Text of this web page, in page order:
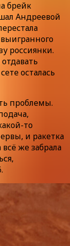
брейк
Андреевой
россиянки.
осталась
проблемы.
то
и ракетка
же забрала